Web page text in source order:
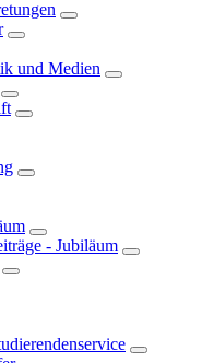
und Medien
- Jubiläum